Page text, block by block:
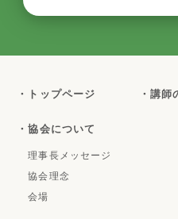
・トップページ ・講師
・協会について
理事長メッセージ
協会理念
会場